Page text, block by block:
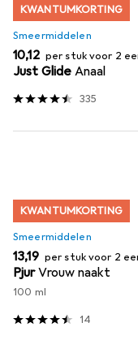
KWANTUMKORTING
Smeermiddelen
EUR
10,12 per stuk voor 2
Just Glide Anaal
335
KWANTUMKORTING
Smeermiddelen
EUR
13,19 per stuk voor 2
PjurVrouw naakt
100 ml
14